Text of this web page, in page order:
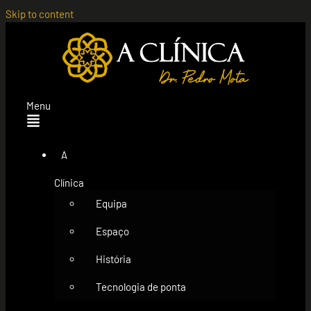
Skip to content
Menu
A
Clínica
Equipa
Espaço
História
Tecnologia de ponta